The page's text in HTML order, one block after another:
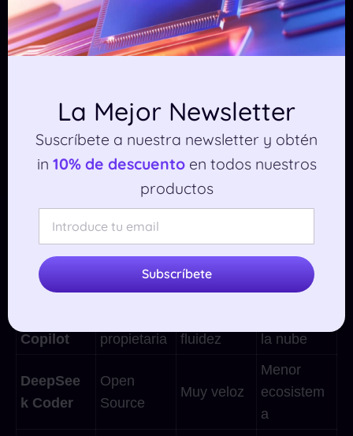
En modo nube, depende de la plataforma. En
modo local, es más seguro.
otras herramientas de
IA
nta
Ventaja
a
Llama
Coder
Local o
nube
Requiere
configurac
Copilot
propietaria
fluidez
la nube
DeepSee
k Coder
Open
Source
Muy veloz
Menor
ecosistem
a
La Mejor Newsletter
Suscríbete a nuestra newsletter y obtén
in 10% de descuentoen todos nuestros
productos
Subscríbete